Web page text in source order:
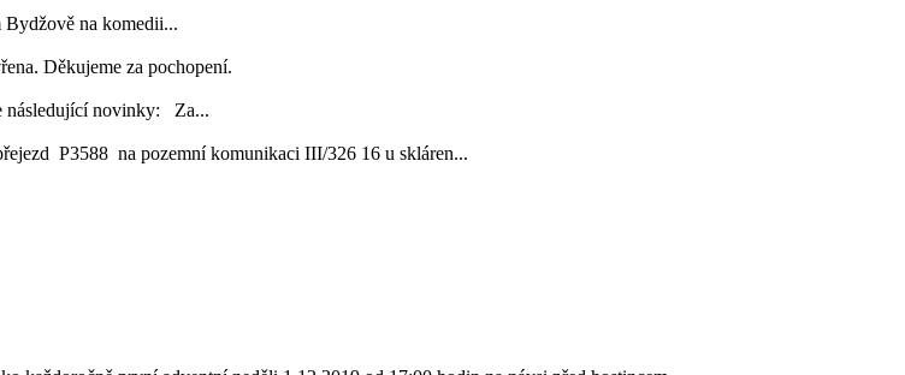
Bydžově na komedii...
Děkujeme za pochopení.
následující novinky: Za...
P3588 na pozemní komunikaci III/326 16 u skláren...